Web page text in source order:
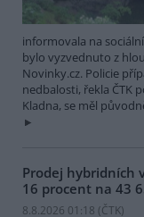
informovala na sociální
bylo vyzvednuto z
Novinky.cz. Policie
nedbalosti, řekla ČTK
Kladna, se měl
Prodej hybridních
16 procent na 43
8.8.2026 01:18 (ČTK)